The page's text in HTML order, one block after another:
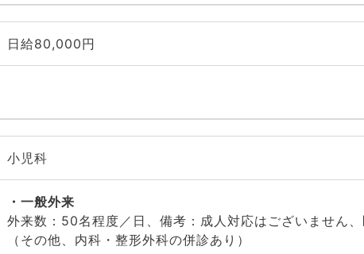
日給80,000円
小児科
一般外来
外来数：50名程度／日、備考：成人対応はございません
（その他、内科・整形外科の併診あり）